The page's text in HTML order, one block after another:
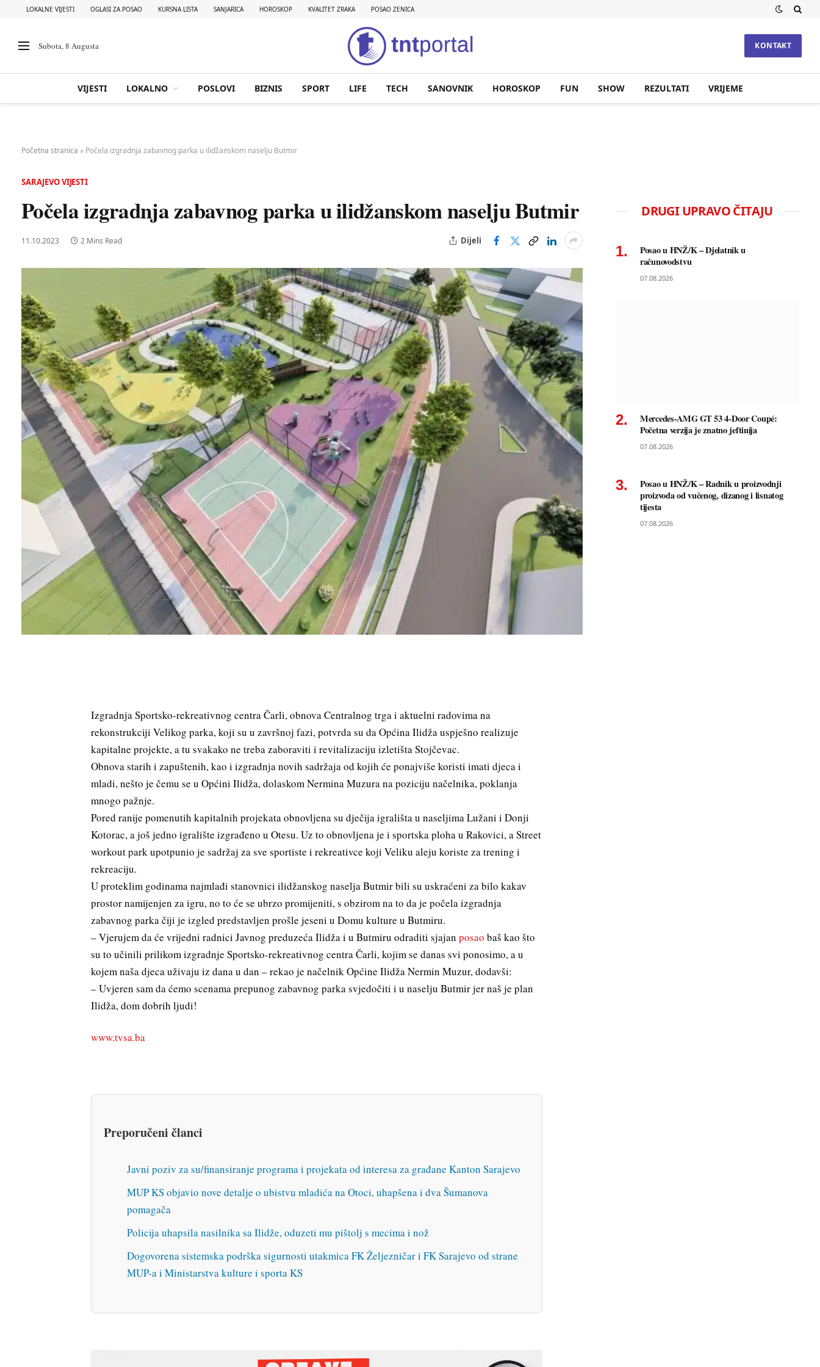
LOKALNE VIJESTI OGLASI ZA POSAO KURSNA LISTA SANJARICA HOROSKOP KVALITET ZRAKA POSAO ZENICA
Subota, 8 Augusta KONTAKT
VIJESTI LOKALNO POSLOVI BIZNIS SPORT LIFE TECH SANOVNIK HOROSKOP FUN SHOW REZULTATI VRIJEME
Početna stranica » Počela izgradnja zabavnog parka u ilidžanskom naselju Butmir
SARAJEVO VIJESTI
Počela izgradnja zabavnog parka u ilidžanskom naselju Butmir
11.10.2023 2 Mins Read Dijeli
Izgradnja Sportsko-rekreativnog centra Čarli, obnova Centralnog trga i aktuelni radovima na
rekonstrukciji Velikog parka, koji su u završnoj fazi, potvrda su da Općina Ilidža uspješno realizuje
kapitalne projekte, a tu svakako ne treba zaboraviti i revitalizaciju izletišta Stojčevac.
Obnova starih i zapuštenih, kao i izgradnja novih sadržaja od kojih će ponajviše koristi imati djeca i
mladi, nešto je čemu se u Općini Ilidža, dolaskom Nermina Muzura na poziciju načelnika, poklanja
mnogo pažnje.
Pored ranije pomenutih kapitalnih projekata obnovljena su dječija igrališta u naseljima Lužani i Donji
Kotorac, a još jedno igralište izgrađeno u Otesu. Uz to obnovljena je i sportska ploha u Rakovici, a Street
workout park upotpunio je sadržaj za sve sportiste i rekreativce koji Veliku aleju koriste za trening i
rekreaciju.
U proteklim godinama najmlađi stanovnici ilidžanskog naselja Butmir bili su uskraćeni za bilo kakav
prostor namijenjen za igru, no to će se ubrzo promijeniti, s obzirom na to da je počela izgradnja
zabavnog parka čiji je izgled predstavljen prošle jeseni u Domu kulture u Butmiru.
– Vjerujem da će vrijedni radnici Javnog preduzeća Ilidža i u Butmiru odraditi sjajanposao baš kao što
su to učinili prilikom izgradnje Sportsko-rekreativnog centra Čarli, kojim se danas svi ponosimo, a u
kojem naša djeca uživaju iz dana u dan – rekao je načelnik Općine Ilidža Nermin Muzur, dodavši:
– Uvjeren sam da ćemo scenama prepunog zabavnog parka svjedočiti i u naselju Butmir jer naš je plan
Ilidža, dom dobrih ljudi!
www.tvsa.ba
Preporučeni članci
Javni poziv za su/finansiranje programa i projekata od interesa za građane Kanton Sarajevo
MUP KS objavio nove detalje o ubistvu mladića na Otoci, uhapšena i dva Šumanova
pomagača
Policija uhapsila nasilnika sa Ilidže, oduzeti mu pištolj s mecima i nož
Dogovorena sistemska podrška sigurnosti utakmica FK Željezničar i FK Sarajevo od strane
MUP-a i Ministarstva kulture i sporta KS
DRUGI UPRAVO ČITAJU
Posao u HNŽ/K – Djelatnik u
računovodstvu
07.08.2026
Mercedes-AMG GT 53 4-Door Coupé:
Početna verzija je znatno jeftinija
07.08.2026
Posao u HNŽ/K – Radnik u proizvodnji
proizvoda od vučenog, dizanog i lisnatog
tijesta
07.08.2026